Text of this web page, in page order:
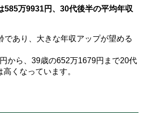
585万9931円、30代後半の平均年収
であり、大きな年収アップが望める
から、39歳の652万1679円まで20代
くなっています。